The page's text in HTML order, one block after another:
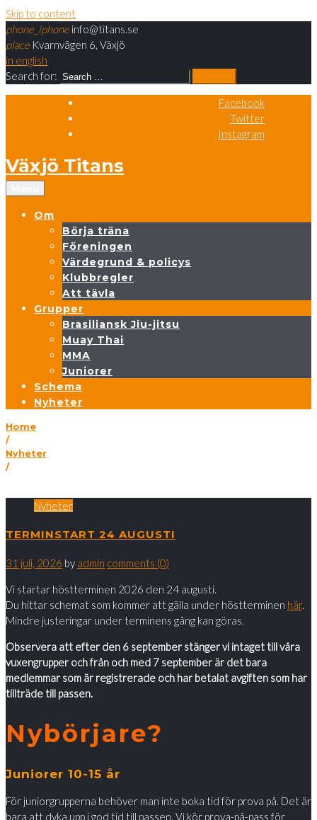
Skip to content
phone_iphoneinfo@titans.se
placeKvarnvägen 6, Växjö
in english
Search for:
Facebook
Twitter
Instagram
Växjö Titans
Om
Börja träna
Föreningen
Värdegrund & policys
Klubbregler
Att tävla
Grupper
Brasiliansk Jiu-jitsu
Muay Thai
MMA
Juniorer
Schema
Nyheter
Home
/
Nyheter
/
Nyheter
TERMINSTART 24 AUGUSTI
31 juli, 2026 by admin comments (0)
Vi startar höstterminen 2026 den 24 augusti.
Du hittar schemat som kommer att gälla under höstterminen här.
Mindre justeringar under terminens gång kan göras.
Observera att efter den 6 september stänger vi intaget till våra
vuxengrupper och från och med 7 september är det bara
medlemmar som är registrerade och har betalat avgiften som har
tillträde till passen.
Nybörjare?
Juniorer 10-15 år
För juniorgrupperna behöver man inte boka tid för prova på. Det är
bara att dyka upp i god tid till passen. Vi kör prova-på-pass för